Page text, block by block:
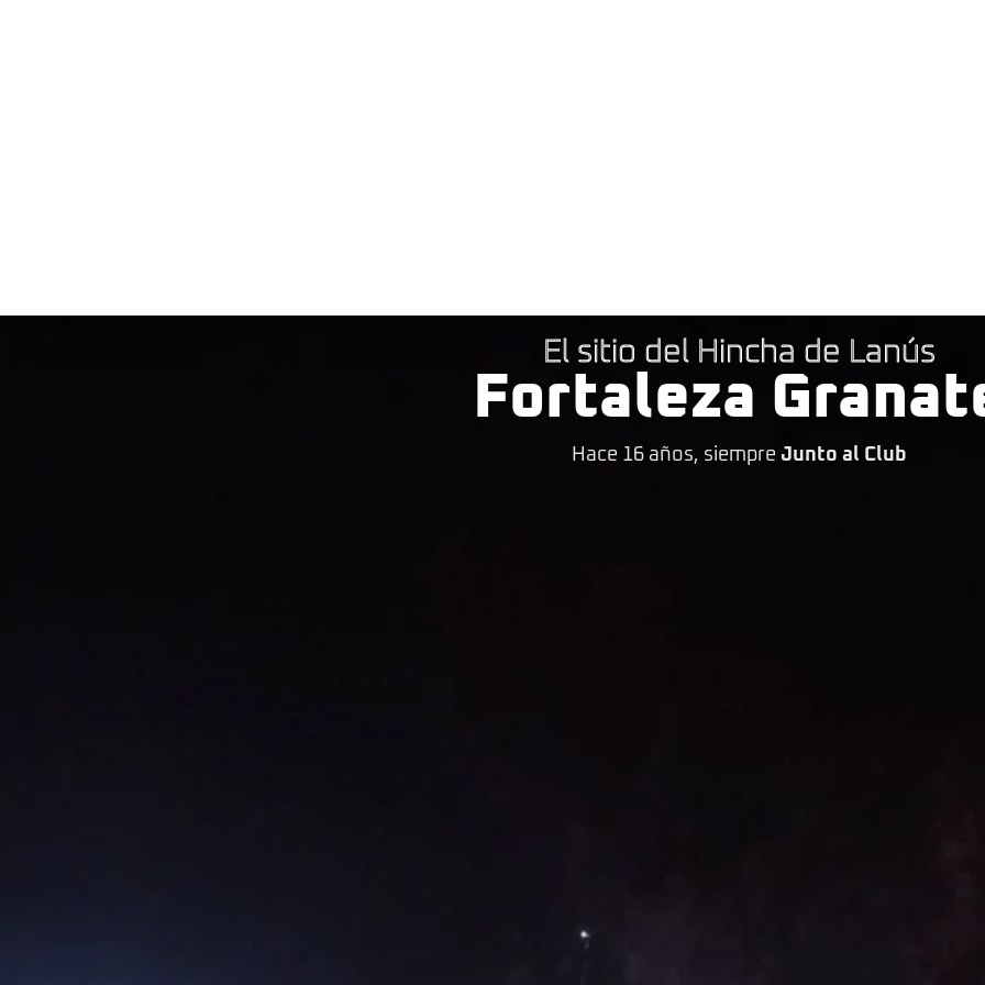
El sitio del Hincha de Lanús
Fortaleza
Hace 16 años, siempre Junto al Club